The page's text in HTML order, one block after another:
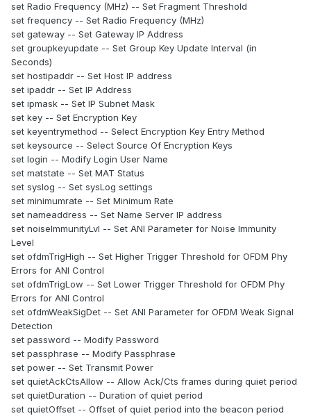
set Radio Frequency (MHz) -- Set Fragment Threshold
set frequency -- Set Radio Frequency (MHz)
set gateway -- Set Gateway IP Address
set groupkeyupdate -- Set Group Key Update Interval (in
Seconds)
set hostipaddr -- Set Host IP address
set ipaddr -- Set IP Address
set ipmask -- Set IP Subnet Mask
set key -- Set Encryption Key
set keyentrymethod -- Select Encryption Key Entry Method
set keysource -- Select Source Of Encryption Keys
set login -- Modify Login User Name
set matstate -- Set MAT Status
set syslog -- Set sysLog settings
set minimumrate -- Set Minimum Rate
set nameaddress -- Set Name Server IP address
set noiseImmunityLvl -- Set ANI Parameter for Noise Immunity
Level
set ofdmTrigHigh -- Set Higher Trigger Threshold for OFDM Phy
Errors for ANI Control
set ofdmTrigLow -- Set Lower Trigger Threshold for OFDM Phy
Errors for ANI Control
set ofdmWeakSigDet -- Set ANI Parameter for OFDM Weak Signal
Detection
set password -- Modify Password
set passphrase -- Modify Passphrase
set power -- Set Transmit Power
set quietAckCtsAllow -- Allow Ack/Cts frames during quiet period
set quietDuration -- Duration of quiet period
set quietOffset -- Offset of quiet period into the beacon period